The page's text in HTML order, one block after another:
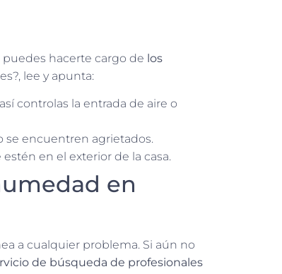
hacerte cargo de los
lee y apunta:
controlas la entrada de aire o
se encuentren agrietados.
en el exterior de la casa.
en
a cualquier problema. Si aún no
de búsqueda de profesionales